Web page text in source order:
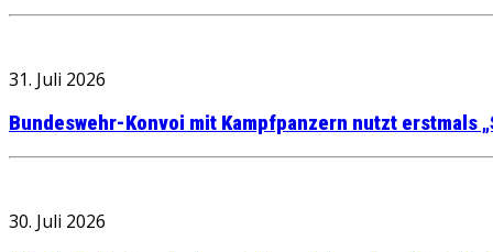
31. Juli 2026
Bundeswehr-Konvoi mit Kampfpanzern nutzt erstmals
30. Juli 2026